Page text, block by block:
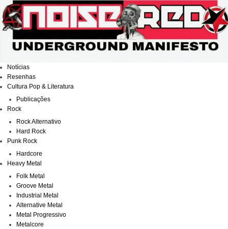
para
o
conteúdo
Notícias
Resenhas
Cultura Pop & Literatura
Publicações
Rock
Rock Alternativo
Hard Rock
Punk Rock
Hardcore
Heavy Metal
Folk Metal
Groove Metal
Industrial Metal
Alternative Metal
Metal Progressivo
Metalcore